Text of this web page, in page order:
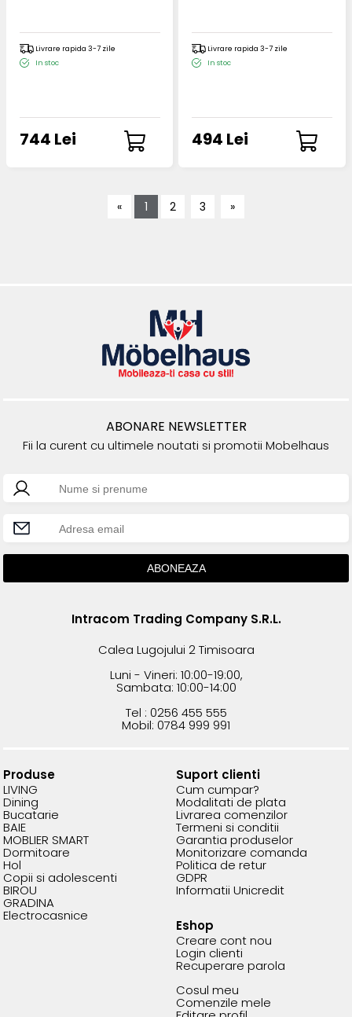
Livrare rapida 3-7 zile
In stoc
744 Lei
Livrare rapida 3-7 zile
In stoc
494 Lei
« 1 2 3 »
ABONARE NEWSLETTER
Fii la curent cu ultimele noutati si promotii Mobelhaus
Intracom Trading Company S.R.L.
Calea Lugojului 2 Timisoara
Luni - Vineri: 10:00-19:00,
Sambata: 10:00-14:00
Tel : 0256 455 555
Mobil: 0784 999 991
Produse
LIVING
Dining
Bucatarie
BAIE
MOBLIER SMART
Dormitoare
Hol
Copii si adolescenti
BIROU
GRADINA
Electrocasnice
Suport clienti
Cum cumpar?
Modalitati de plata
Livrarea comenzilor
Termeni si conditii
Garantia produselor
Monitorizare comanda
Politica de retur
GDPR
Informatii Unicredit
Eshop
Creare cont nou
Login clienti
Recuperare parola
Cosul meu
Comenzile mele